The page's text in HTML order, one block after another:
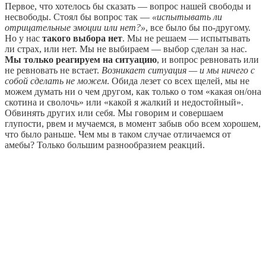
Первое, что хотелось бы сказать — вопрос нашей свободы и
несвободы. Стоял бы вопрос так — «испытывать ли
отрицательные эмоции или нет?», все было бы по-другому.
Но у нас такого выбора нет. Мы не решаем — испытывать
ли страх, или нет. Мы не выбираем — выбор сделан за нас.
Мы только реагируем на ситуацию, и вопрос ревновать или
не ревновать не встает. Возникает ситуация — и мы ничего с
собой сделать не можем. Обида лезет со всех щелей, мы не
можем думать ни о чем другом, как только о том «какая он/она
скотина и сволочь» или «какой я жалкий и недостойный».
Обвинять других или себя. Мы говорим и совершаем
глупости, рвем и мучаемся, в момент забыв обо всем хорошем,
что было раньше. Чем мы в таком случае отличаемся от
амебы? Только большим разнообразием реакций.